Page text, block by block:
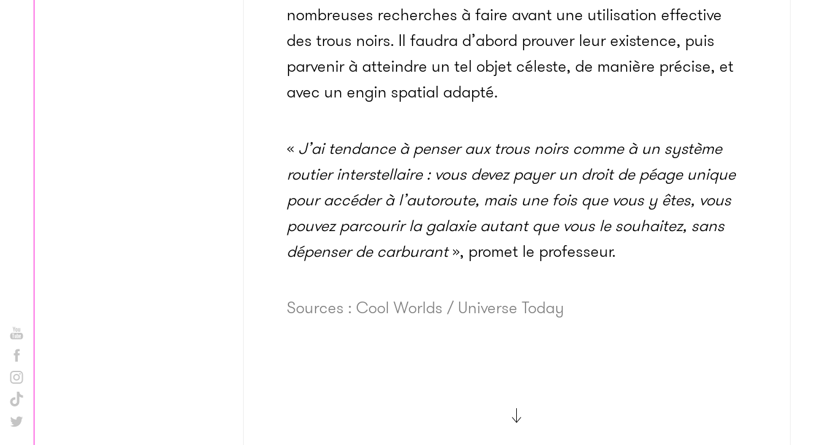
nombreuses recherches à faire avant une utilisation effective
des trous noirs. Il faudra d’abord prouver leur existence, puis
parvenir à atteindre un tel objet céleste, de manière précise, et
avec un engin spatial adapté.
« J’ai tendance à penser aux trous noirs comme à un système
routier interstellaire : vous devez payer un droit de péage unique
pour accéder à l’autoroute, mais une fois que vous y êtes, vous
pouvez parcourir la galaxie autant que vous le souhaitez, sans
dépenser de carburant», promet le professeur.
Sources : Cool Worlds / Universe Today